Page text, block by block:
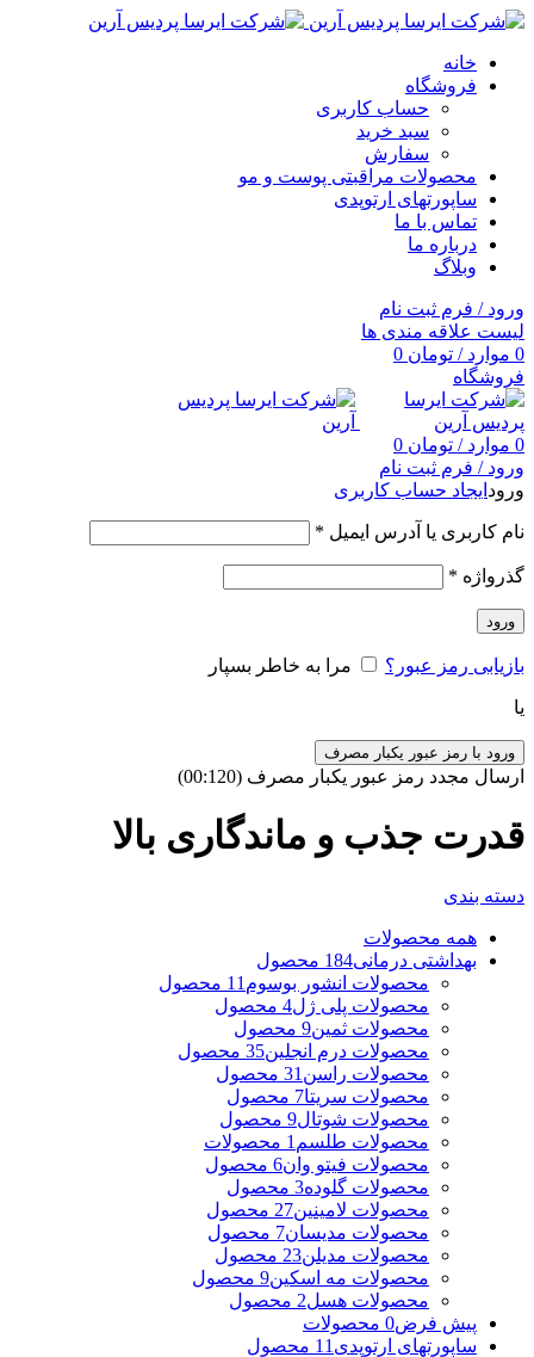
خانه
فروشگاه
حساب کاربری
سبد خرید
سفارش
محصولات مراقبتی پوست و مو
ساپورتهای ارتوپدی
تماس با ما
درباره ما
وبلاگ
ورود / فرم ثبت نام
لیست علاقه مندی ها
0 موارد / تومان
فروشگاه
0 موارد / تومان
ورود / فرم ثبت نام
ورود ایجاد حساب کاربری
نام کاربری یا آدرس ایمیل *
گذرواژه *
ورود
بازیابی رمز عبور؟ مرا به خاطر بسپار
یا
ورود با رمز عبور یکبار مصرف
ارسال مجدد رمز عبور یکبار مصرف (00:
120
)
قدرت جذب و ماندگاری بالا
دسته بندی
همه محصولات
بهداشتی درمانی184 محصول
محصولات انشور بوسوم 11 محصول
محصولات پلی ژل4 محصول
محصولات ثمین9 محصول
محصولات درم انجلین35 محصول
محصولات راسن 31 محصول
محصولات سریتا7 محصول
محصولات شوتال9 محصول
محصولات طلسم 1 محصولات
محصولات فیتو وان6 محصول
محصولات گلوده3 محصول
محصولات لامینین27 محصول
محصولات مدیسان7 محصول
محصولات مدیلن23 محصول
محصولات مه اسکین9 محصول
محصولات هسل2 محصول
پیش فرض0 محصولات
ساپورتهای ارتوپدی 11 محصول